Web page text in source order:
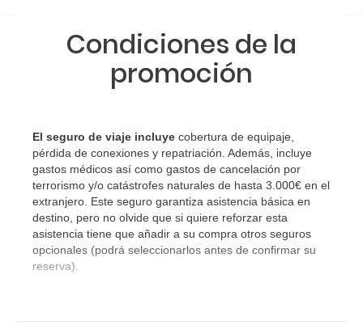
Al realizar la reserva, uno de los servicios ha
quedado de pendiente de confirmación ¿Cómo
sabré si se confirma el viaje?
quiero al hacer mi solicitud de reserva?
Si tengo los traslados incluidos, ¿dónde debo
dirigirme?
¿Incluye algún seguro de viaje mi reserva?
¿Cuáles son las condiciones generales en las
Condiciones de la
promoción
El seguro de viaje incluye cobertura de equipaje,
pérdida de conexiones y repatriación. Además, incluye
gastos médicos así como gastos de cancelación por
terrorismo y/o catástrofes naturales de hasta 3.000€ en el
extranjero. Este seguro garantiza asistencia básica en
destino, pero no olvide que si quiere reforzar esta
asistencia tiene que añadir a su compra otros seguros
opcionales (podrá seleccionarlos antes de confirmar su
reserva).